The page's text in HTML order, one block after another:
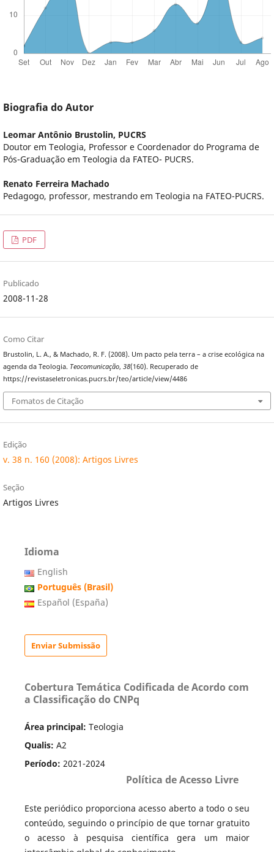
Biografia do Autor
Leomar Antônio Brustolin, PUCRS
Doutor em Teologia, Professor e Coordenador do Programa de
Pós-Graduação em Teologia da FATEO- PUCRS.
Renato Ferreira Machado
Pedagogo, professor, mestrando em Teologia na FATEO-PUCRS.
PDF
Publicado
2008-11-28
Como Citar
Brustolin, L. A., & Machado, R. F. (2008). Um pacto pela terra – a crise ecológica na
agenda da Teologia. Teocomunicação, 38(160). Recuperado de
https://revistaseletronicas.pucrs.br/teo/article/view/4486
Fomatos de Citação
Edição
v. 38 n. 160 (2008): Artigos Livres
Seção
Artigos Livres
Idioma
English
Português (Brasil)
Español (España)
Enviar Submissão
Cobertura Temática Codificada de Acordo com
a Classificação do CNPq
Área principal: Teologia
Qualis: A2
Período: 2021-2024
Política de Acesso Livre
Este periódico proporciona acesso aberto a todo o seu
conteúdo, seguindo o princípio de que tornar gratuito
o acesso à pesquisa científica gera um maior